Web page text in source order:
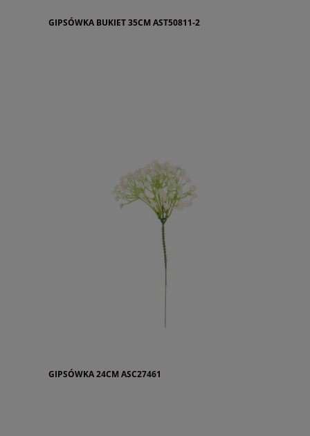
GIPSÓWKA BUKIET 35CM AST50811-2
GIPSÓWKA 24CM ASC27461